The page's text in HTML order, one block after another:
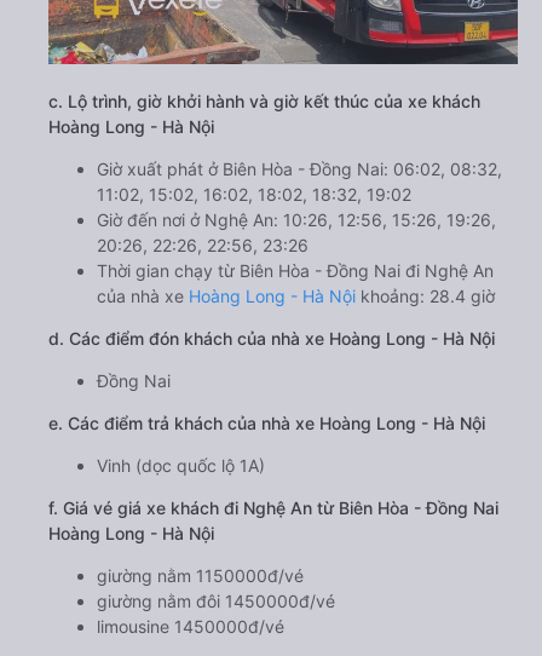
c. Lộ trình, giờ khởi hành và giờ kết thúc của xe khách
Hoàng Long - Hà Nội
Giờ xuất phát ở Biên Hòa - Đồng Nai: 06:02, 08:32,
11:02, 15:02, 16:02, 18:02, 18:32, 19:02
Giờ đến nơi ở Nghệ An: 10:26, 12:56, 15:26, 19:26,
20:26, 22:26, 22:56, 23:26
Thời gian chạy từ Biên Hòa - Đồng Nai đi Nghệ An
của nhà xe Hoàng Long - Hà Nội khoảng: 28.4 giờ
d. Các điểm đón khách của nhà xe Hoàng Long - Hà Nội
Đồng Nai
e. Các điểm trả khách của nhà xe Hoàng Long - Hà Nội
Vinh (dọc quốc lộ 1A)
f. Giá vé giá xe khách đi Nghệ An từ Biên Hòa - Đồng Nai
Hoàng Long - Hà Nội
giường nằm 1150000đ/vé
giường nằm đôi 1450000đ/vé
limousine 1450000đ/vé